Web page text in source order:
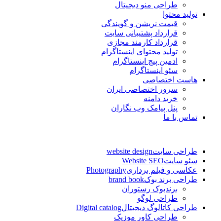
طراحی منو دیجیتال
تولید محتوا
قیمت نریشن و گویندگی
قرارداد پشتیبانی سایت
قرارداد کارمند مجازی
تولید محتوای اینستاگرام
ادمین پیج اینستاگرام
سئو اینستاگرام
هاست اختصاصی
سرور اختصاصی ایران
خرید دامنه
پنل پیامک وب نگاران
تماس با ما
طراحی سایتwebsite design
سئو سایتWebsite SEO
عکاسی و فیلم برداریPhotography
طراحی برند بوکbrand book
برندبوک رستوران
طراحی لوگو
طراحی کاتالوگ دیجیتالDigital catalog
طراحی کاور موزیک